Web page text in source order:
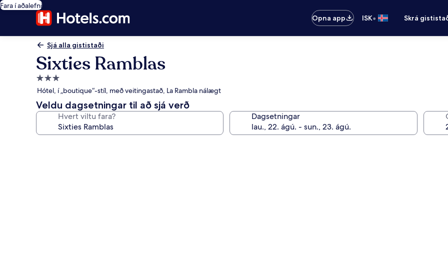
Fara í aðalefni
Opna app
ISK• Skrá
Sjá alla gististaði
Sixties Ramblas
3.0
stjörnu
gististaður
Hótel, í „boutique“-stíl, með veitingastað, La Rambla nálægt
Veldu dagsetningar til að sjá verð
Hvert viltu fara? Dagsetningar